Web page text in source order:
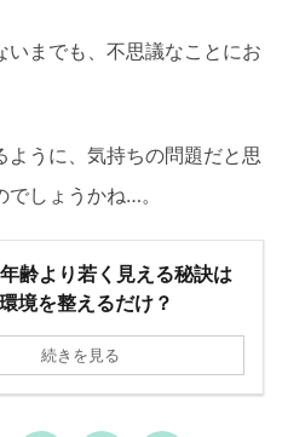
までも、不思議なことにお
うに、気持ちの問題だと思
しょうかね…。
齢より若く見える秘訣は
境を整えるだけ？
続きを見る